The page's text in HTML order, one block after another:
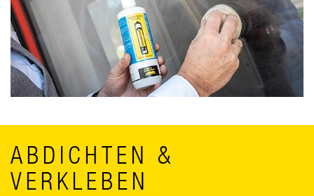
ABDICHTEN &
VERKLEBEN